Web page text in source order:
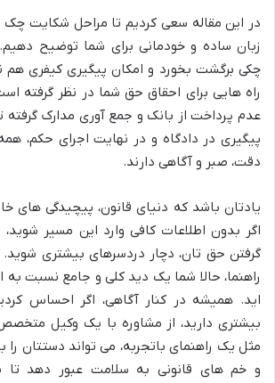
در این مقاله سعی کردیم تا مراحل شکایت چک
زبان ساده و خودمانی برای شما توضیح
چکی برگشت بخورد و امکان پیگیری کیفری هم
راه هایی برای احقاق حق شما در نظر گرفته
عدم پرداخت از بانک و جمع آوری مدارک گرفته
پیگیری در دادگاه و در نهایت اجرای حکم،
دقت، صبر و آگاهی دارند.
یادتان باشد که دنیای قانون، پیچیدگی های
اگر بدون اطلاعات کافی وارد این مسیر
گرفتن حق تان، دچار دردسرهای بیشتری
راهنما، حالا شما یک دید کلی و جامع نسبت به
اید. همیشه در کنار آگاهی، اگر احساس
بیشتری دارید، از مشاوره با یک وکیل
مثل یک راهنمای باتجربه، می تواند دستتان را
و خم های قانونی به سلامت عبور دهد تا